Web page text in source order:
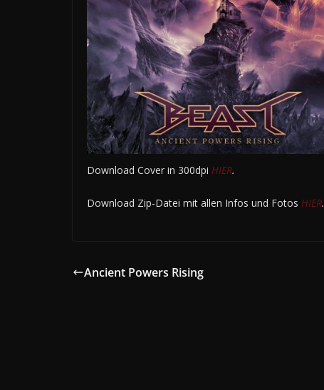
Download Cover in 300dpi HIER.
Download Zip-Datei mit allen Infos und Fotos HIER.
Ancient Powers Rising